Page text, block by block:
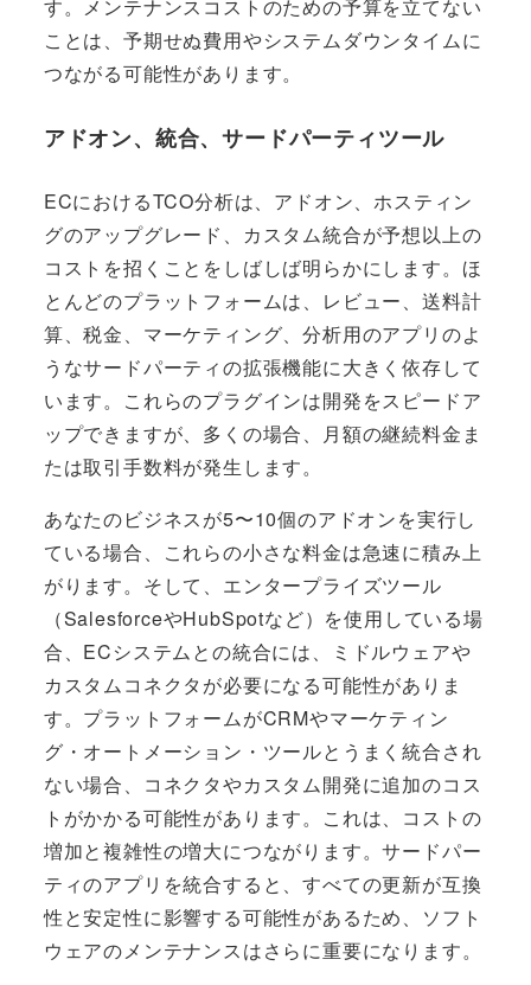
す。メンテナンスコストのための予算を立てない
ことは、予期せぬ費用やシステムダウンタイムに
つながる可能性があります。
アドオン、統合、サードパーティツール
ECにおけるTCO分析は、アドオン、ホスティン
グのアップグレード、カスタム統合が予想以上の
コストを招くことをしばしば明らかにします。ほ
とんどのプラットフォームは、レビュー、送料計
算、税金、マーケティング、分析用のアプリのよ
うなサードパーティの拡張機能に大きく依存して
います。これらのプラグインは開発をスピードア
ップできますが、多くの場合、月額の継続料金ま
たは取引手数料が発生します。
あなたのビジネスが5〜10個のアドオンを実行し
ている場合、これらの小さな料金は急速に積み上
がります。そして、エンタープライズツール
（SalesforceやHubSpotなど）を使用している場
合、ECシステムとの統合には、ミドルウェアや
カスタムコネクタが必要になる可能性がありま
す。プラットフォームがCRMやマーケティン
グ・オートメーション・ツールとうまく統合され
ない場合、コネクタやカスタム開発に追加のコス
トがかかる可能性があります。これは、コストの
増加と複雑性の増大につながります。サードパー
ティのアプリを統合すると、すべての更新が互換
性と安定性に影響する可能性があるため、ソフト
ウェアのメンテナンスはさらに重要になります。